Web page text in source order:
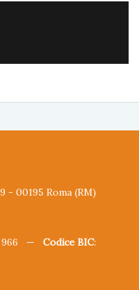
- 00195 Roma (RM)
966 — Codice BIC: